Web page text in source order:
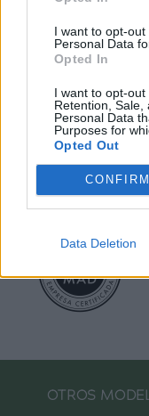
I want to opt-
Personal Data
Opted In
I want to opt-out
Retention, Sale,
Personal Data
Purposes for
Opted Out
CONFIRM
Data Deletion
incluidos para todos
destino en el paso 2
Root Sunglasses ®
Atención Cliente:
SKU: GFDS42
OTROS